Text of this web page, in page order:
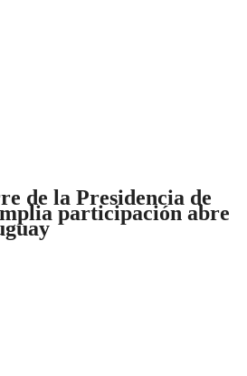
de la Presidencia de
participación abre